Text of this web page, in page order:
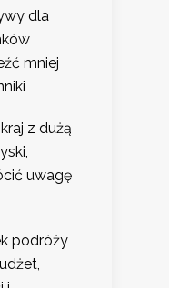
dla
mniej
z dużą
uwagę
podróży